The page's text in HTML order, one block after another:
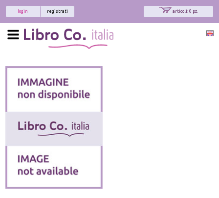
articoli: 0 pz.
registrati
login